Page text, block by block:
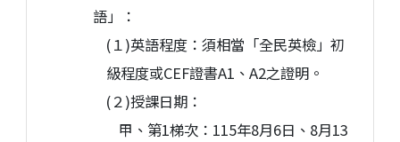
語」：
(１)英語程度：須相當「全民英檢」初
級程度或CEF證書A1、A2之證明。
(２)授課日期：
甲、第1梯次：115年8月6日、8月13